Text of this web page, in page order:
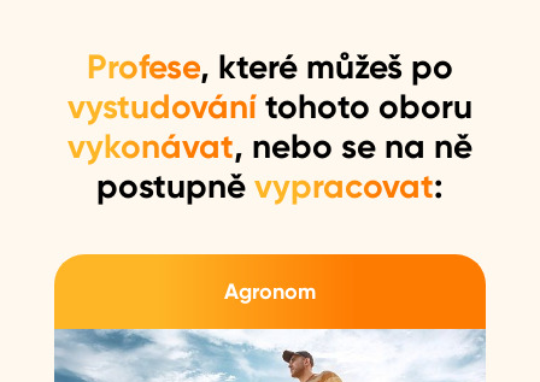
Profese, které můžeš po
vystudování tohoto oboru
vykonávat, nebo se na ně
postupně vypracovat:
Agronom